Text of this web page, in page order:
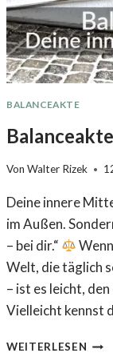
BALANCEAKTE
Von Walter Rizek
Deine innere
im Außen.
– bei dir.“
Welt, die täglich
– ist es leicht,
Vielleicht kennst
WEITERLESEN